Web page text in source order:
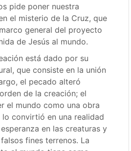
pide poner nuestra
el misterio de la Cruz, que
general del proyecto
de Jesús al mundo.
está dado por su
que consiste en la unión
el pecado alteró
de la creación; el
el mundo como una obra
convirtió en una realidad
en las creaturas y
fines terrenos. La